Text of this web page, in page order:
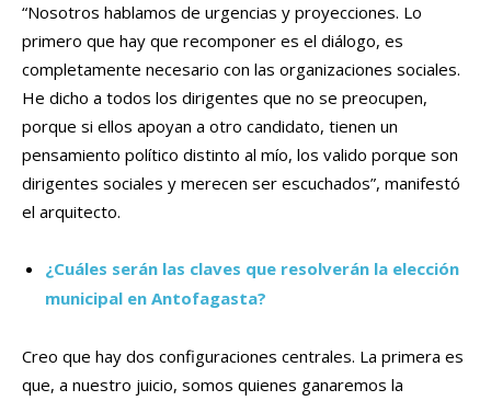
“Nosotros hablamos de urgencias y proyecciones. Lo
primero que hay que recomponer es el diálogo, es
completamente necesario con las organizaciones sociales.
He dicho a todos los dirigentes que no se preocupen,
porque si ellos apoyan a otro candidato, tienen un
pensamiento político distinto al mío, los valido porque son
dirigentes sociales y merecen ser escuchados”, manifestó
el arquitecto.
¿Cuáles serán las claves que resolverán la elección
municipal en Antofagasta?
Creo que hay dos configuraciones centrales. La primera es
que, a nuestro juicio, somos quienes ganaremos la